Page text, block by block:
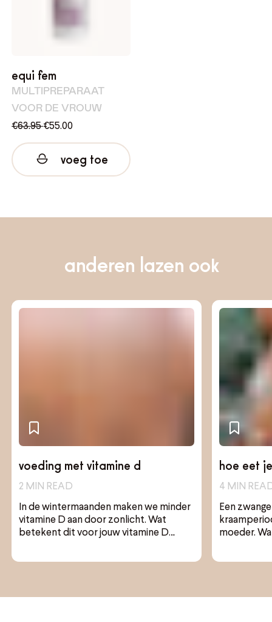
equi fem
MULTIPREPARAAT
VOOR DE VROUW
€63.95€55.00
voeg toe
anderen lazen ook
voeding met vitamine d
2 MIN READ
In de wintermaanden maken we minder
vitamine D aan door zonlicht. Wat
betekent dit voor jouw vitamine D
hoe eet
moeder!
4 MIN
Een
moeder.